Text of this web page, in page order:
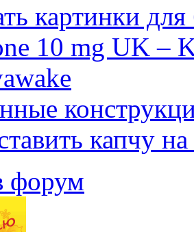
картинки
10 mg UK –
капчу
форум